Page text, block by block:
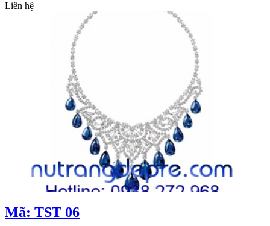
Liên hệ
Mã: TST 06